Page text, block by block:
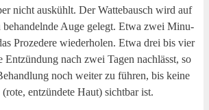
nicht aus­kühlt. Der Wat­te­bausch wird auf
behan­deln­de Auge gelegt. Etwa zwei Minu­
Pro­ze­de­re wie­der­ho­len. Etwa drei bis vier
nach zwei Tagen nach­lässt, so
noch wei­ter zu füh­ren, bis kei­ne
ent­zün­de­te Haut) sicht­bar ist.